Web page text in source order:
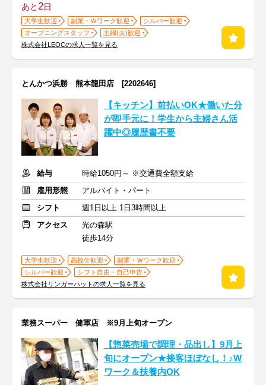
あと2日
大学生歓迎 副業・Ｗワーク歓迎
シルバー歓迎
オープニングスタッフ
主婦(夫)歓迎
株式会社LEOCの求人一覧を見る
とんかつ浜勝 熊本龍田店 [2202646]
【キッチン】前払いOK★働いた分
が即手元に！学生から主婦さん活
躍中◎履歴書不要
給与
時給1050円～ ※交通費全額支給
雇用形態
アルバイト・パート
シフト
週1日以上 1日3時間以上
アクセス
光の森駅
徒歩14分
大学生歓迎 高校生歓迎
副業・Ｗワーク歓迎
シルバー歓迎
シフト自由・自己申告
株式会社リンガーハットの求人一覧を見る
業務スーパー 健軍店 ※9月上旬オープン
【惣菜売場で調理・品出し】9月上
旬にオープン★接客ほぼなし！♪W
ワーク＆扶養内OK